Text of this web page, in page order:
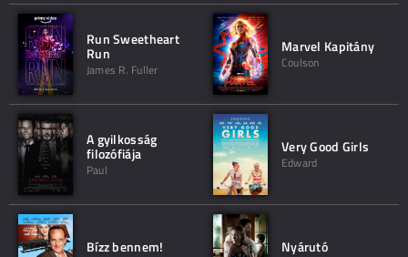
Run Sweetheart
Run
James R. Fuller
Marvel Kapitány
Coulson
A gyilkosság
filozófiája
Paul
Very Good Girls
Edward
Bízz bennem! Nyárutó